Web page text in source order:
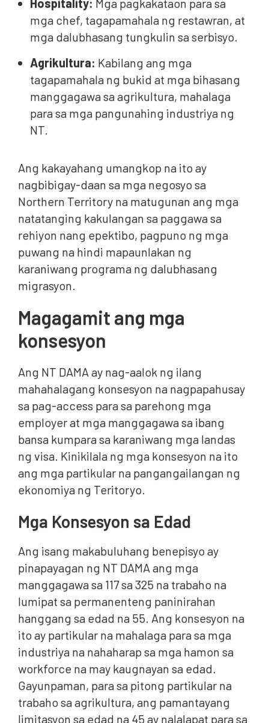
Hospitality: Mga pagkakataon para sa
mga chef, tagapamahala ng restawran, at
mga dalubhasang tungkulin sa serbisyo.
Agrikultura: Kabilang ang mga
tagapamahala ng bukid at mga bihasang
manggagawa sa agrikultura, mahalaga
para sa mga pangunahing industriya ng
NT.
Ang kakayahang umangkop na ito ay
nagbibigay-daan sa mga negosyo sa
Northern Territory na matugunan ang mga
natatanging kakulangan sa paggawa sa
rehiyon nang epektibo, pagpuno ng mga
puwang na hindi mapaunlakan ng
karaniwang programa ng dalubhasang
migrasyon.
Magagamit ang mga
konsesyon
Ang NT DAMA ay nag-aalok ng ilang
mahahalagang konsesyon na nagpapahusay
sa pag-access para sa parehong mga
employer at mga manggagawa sa ibang
bansa kumpara sa karaniwang mga landas
ng visa. Kinikilala ng mga konsesyon na ito
ang mga partikular na pangangailangan ng
ekonomiya ng Teritoryo.
Mga Konsesyon sa Edad
Ang isang makabuluhang benepisyo ay
pinapayagan ng NT DAMA ang mga
manggagawa sa 117 sa 325 na trabaho na
lumipat sa permanenteng paninirahan
hanggang sa edad na 55. Ang konsesyon na
ito ay partikular na mahalaga para sa mga
industriya na nahaharap sa mga hamon sa
workforce na may kaugnayan sa edad.
Gayunpaman, para sa pitong partikular na
trabaho sa agrikultura, ang pamantayang
limitasyon sa edad na 45 ay nalalapat para sa